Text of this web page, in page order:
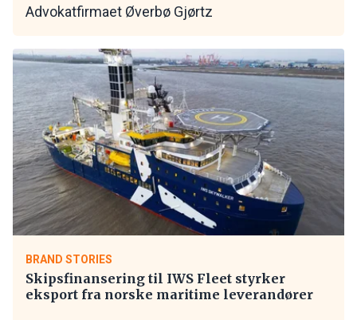
Advokatfirmaet Øverbø Gjørtz
BRAND STORIES
Skipsfinansering til IWS Fleet styrker
eksport fra norske maritime leverandører